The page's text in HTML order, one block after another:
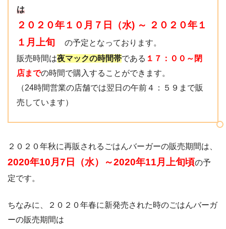
は
２０２０年１０月７ 日（水) ～ ２０２０年１
１ 月上旬
の予定となっております。
販売時間は夜マックの時間帯である １７：００～閉
店までの時間で購入することができます。
（24時間営業の店舗では翌日の午前４：５９まで販
売しています）
２０２０年秋に再販されるごはんバーガーの販売期間は、
2020年10月7日（水）～2020年11月上旬頃の予
定です。
ちなみに、２０２０年春に新発売された時のごはんバーガ
ーの販売期間は